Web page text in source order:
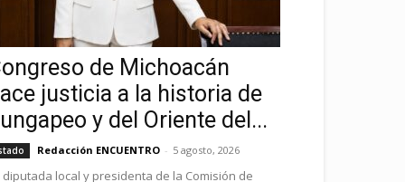
de Michoacán
justicia a la historia de
y del Oriente del...
Redacción ENCUENTRO - 5 agosto, 2026
diputada local y presidenta de la Comisión de